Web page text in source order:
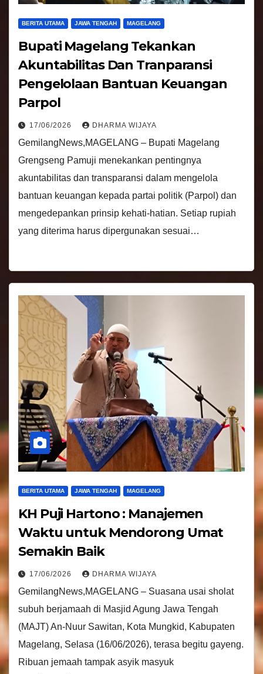
BERITA UTAMA JAWA TENGAH MAGELANG
Bupati Magelang Tekankan
Akuntabilitas Dan Tranparansi
Pengelolaan Bantuan Keuangan
Parpol
17/06/2026 DHARMA WIJAYA
GemilangNews,MAGELANG – Bupati Magelang
Grengseng Pamuji menekankan pentingnya
akuntabilitas dan transparansi dalam mengelola
bantuan keuangan kepada partai politik (Parpol) dan
mengedepankan prinsip kehati-hatian. Setiap rupiah
yang diterima harus dipergunakan sesuai…
BERITA UTAMA JAWA TENGAH MAGELANG
KH Puji Hartono : Manajemen
Waktu untuk Mendorong Umat
Semakin Baik
17/06/2026 DHARMA WIJAYA
GemilangNews,MAGELANG – Suasana usai sholat
subuh berjamaah di Masjid Agung Jawa Tengah
(MAJT) An-Nuur Sawitan, Kota Mungkid, Kabupaten
Magelang, Selasa (16/06/2026), terasa begitu gayeng.
Ribuan jemaah tampak asyik masyuk